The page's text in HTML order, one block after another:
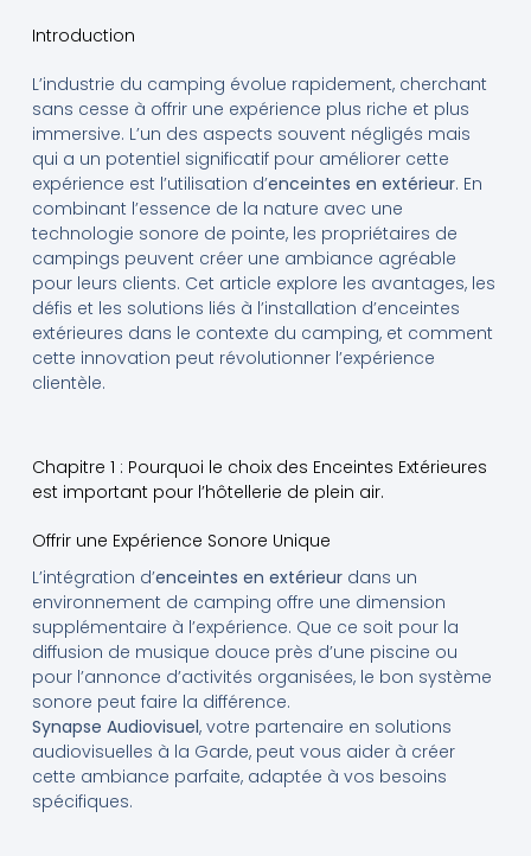
Introduction
L’industrie du camping évolue rapidement, cherchant
sans cesse à offrir une expérience plus riche et plus
immersive. L’un des aspects souvent négligés mais
qui a un potentiel significatif pour améliorer cette
expérience est l’utilisation d’enceintes en extérieur. En
combinant l’essence de la nature avec une
technologie sonore de pointe, les propriétaires de
campings peuvent créer une ambiance agréable
pour leurs clients. Cet article explore les avantages, les
défis et les solutions liés à l’installation d’enceintes
extérieures dans le contexte du camping, et comment
cette innovation peut révolutionner l’expérience
clientèle.
Chapitre 1 : Pourquoi le choix des Enceintes Extérieures
est important pour l’hôtellerie de plein air.
Offrir une Expérience Sonore Unique
L’intégration d’enceintes en extérieurdans un
environnement de camping offre une dimension
supplémentaire à l’expérience. Que ce soit pour la
diffusion de musique douce près d’une piscine ou
pour l’annonce d’activités organisées, le bon système
sonore peut faire la différence.
Synapse Audiovisuel, votre partenaire en solutions
audiovisuelles à la Garde, peut vous aider à créer
cette ambiance parfaite, adaptée à vos besoins
spécifiques.